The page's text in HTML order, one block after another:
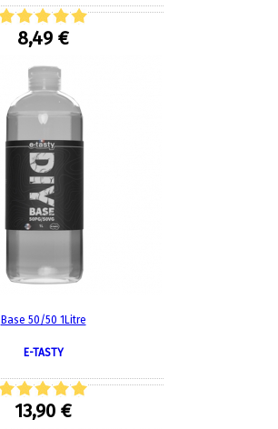
8,49 €
Base 50/50 1Litre
E-TASTY
13,90 €